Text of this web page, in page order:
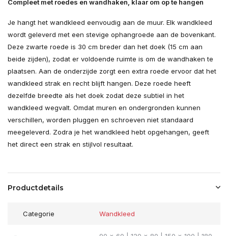
Compleet met roedes en wandhaken, klaar om op te hangen
Je hangt het wandkleed eenvoudig aan de muur. Elk wandkleed
wordt geleverd met een stevige ophangroede aan de bovenkant.
Deze zwarte roede is 30 cm breder dan het doek (15 cm aan
beide zijden), zodat er voldoende ruimte is om de wandhaken te
plaatsen. Aan de onderzijde zorgt een extra roede ervoor dat het
wandkleed strak en recht blijft hangen. Deze roede heeft
dezelfde breedte als het doek zodat deze subtiel in het
wandkleed wegvalt. Omdat muren en ondergronden kunnen
verschillen, worden pluggen en schroeven niet standaard
meegeleverd. Zodra je het wandkleed hebt opgehangen, geeft
het direct een strak en stijlvol resultaat.
Productdetails
Categorie Wandkleed